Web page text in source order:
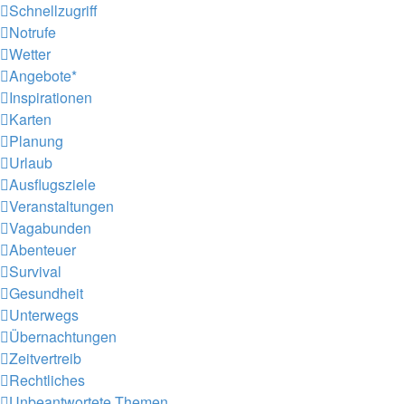
Schnellzugriff
Notrufe
Wetter
Angebote*
Inspirationen
Karten
Planung
Urlaub
Ausflugsziele
Veranstaltungen
Vagabunden
Abenteuer
Survival
Gesundheit
Unterwegs
Übernachtungen
Zeitvertreib
Rechtliches